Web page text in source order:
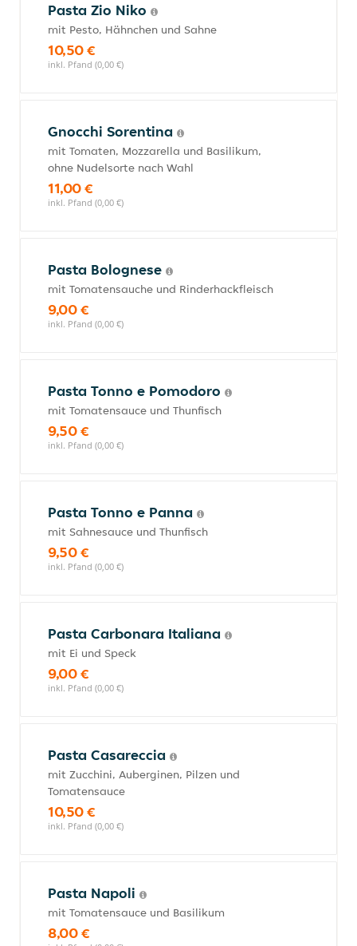
Pasta Zio Niko
mit Pesto, Hähnchen und Sahne
10,50 €
inkl. Pfand (0,00 €)
Gnocchi Sorentina
mit Tomaten, Mozzarella und Basilikum,
ohne Nudelsorte nach Wahl
11,00 €
inkl. Pfand (0,00 €)
Pasta Bolognese
mit Tomatensauche und Rinderhackfleisch
9,00 €
inkl. Pfand (0,00 €)
Pasta Tonno e Pomodoro
mit Tomatensauce und Thunfisch
9,50 €
inkl. Pfand (0,00 €)
Pasta Tonno e Panna
mit Sahnesauce und Thunfisch
9,50 €
inkl. Pfand (0,00 €)
Pasta Carbonara Italiana
mit Ei und Speck
9,00 €
inkl. Pfand (0,00 €)
Pasta Casareccia
mit Zucchini, Auberginen, Pilzen und
Tomatensauce
10,50 €
inkl. Pfand (0,00 €)
Pasta Napoli
mit Tomatensauce und Basilikum
8,00 €